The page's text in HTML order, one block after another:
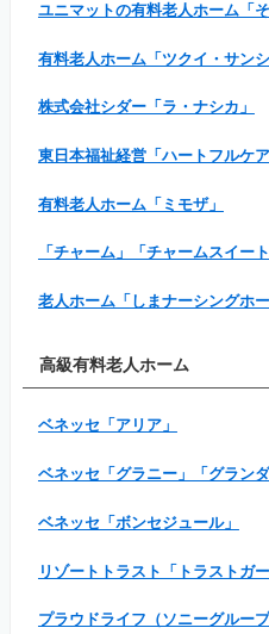
ユニマットの有料老人ホーム「そ
有料老人ホーム「ツクイ・サンシ
株式会社シダー「ラ・ナシカ」
東日本福祉経営「ハートフルケア
有料老人ホーム「ミモザ」
「チャーム」「チャームスイート
老人ホーム「しまナーシングホー
高級有料老人ホーム
ベネッセ「アリア」
ベネッセ「グラニー」「グランダ
ベネッセ「ボンセジュール」
リゾートトラスト「トラストガー
プラウドライフ（ソニーグルー